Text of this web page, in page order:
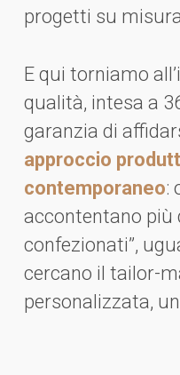
progetti su
E qui torniamo
qualità, intesa a
garanzia di
approccio
contemporaneo:
accontentano più
confezionati”,
cercano il tailor-
personalizzata,